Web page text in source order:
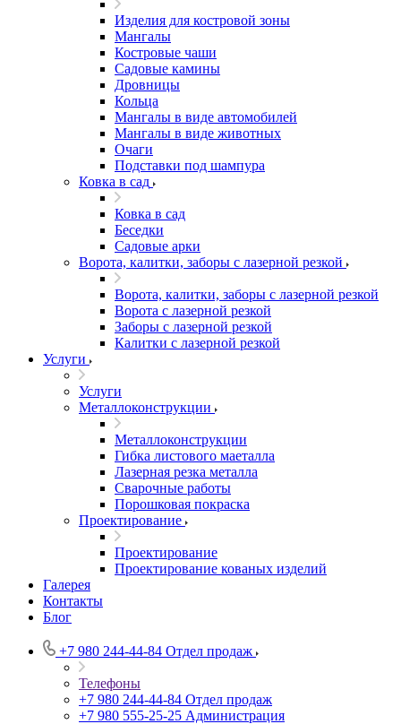
Изделия для костровой зоны
Мангалы
Костровые чаши
Садовые камины
Дровницы
Кольца
Мангалы в виде автомобилей
Мангалы в виде животных
Очаги
Подставки под шампура
Ковка в сад
Ковка в сад
Беседки
Садовые арки
Ворота, калитки, заборы с лазерной резкой
Ворота, калитки, заборы с лазерной резкой
Ворота с лазерной резкой
Заборы с лазерной резкой
Калитки с лазерной резкой
Услуги
Услуги
Металлоконструкции
Металлоконструкции
Гибка листового маеталла
Лазерная резка металла
Сварочные работы
Порошковая покраска
Проектирование
Проектирование
Проектирование кованых изделий
Галерея
Контакты
Блог
+7 980 244-44-84 Отдел продаж
Телефоны
+7 980 244-44-84 Отдел продаж
+7 980 555-25-25 Администрация